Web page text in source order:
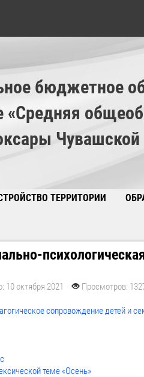
бюджетное
«Средняя
Чувашской
ТЕРРИТОРИИ
10 октября 2021 Просмотров:
сопровождение детей и
теме «Осень»